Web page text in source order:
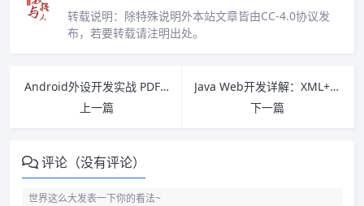
转载说明： 除特殊说明外本站文章皆由CC-4.0协议发
布，若要转载请注明出处。
Android外设开发实战 PDF下载
上一篇
Java Web开发详解：XML+XSLT+Servlet+JSP深入剖析与实例应用 PDF下载
下一篇
评论（没有评论）